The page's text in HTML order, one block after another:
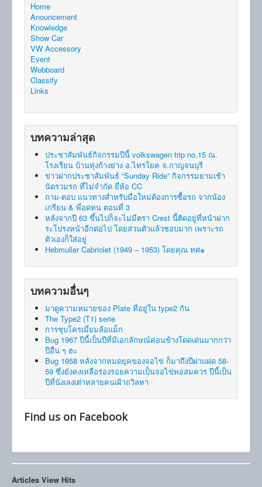
Home
Anouncement
Knowledge
Show Car
VW Accessory
Event
Webboard
Classify
Links
บทความล่าสุด
ประชาสัมพันธ์กิจกรรมปีนี้ volkswagen trip no.15 ณ.
โรงเรียน บ้านทุ่งก้างย่าง อ.ไทรโยค จ.กาญจนบุรี
ข่าวฝากประชาสัมพันธ์ “Sunday Ride” กิจกรรมยามเช้า
นัดรวมรถ ที่ไม่จำกัด ยี่ห้อ CC
ถาม-ตอบ แนวทางสำหรับมือใหม่ต้องการซื้อรถ จากน้อง
เกรียน & พี่อดทน ตอนที่ 3
หลังจากปี 63 ขึ้นไปก็จะไม่มีตรา Crest นี้ติดอยู่ที่หน้าฝาก
ระโปรงหน้าอีกต่อไป โดยส่วนตัวแล้วชอบมาก เพราะรถ
ตัวเองก็ใส่อยู่
Hebmuller Cabriolet (1949 – 1953) โดยคุณ ทศ๑
บทความอื่นๆ
มาดูความหมายของ Plate ที่อยู่ใน type2 กัน
The Type2 (T1) serie
การชุบโครเมี่ยมล้อแม็ก
Bug 1967 ปีนี้เป็นปีที่มีเอกลักษณ์ค่อนข้างโดดเด่นมากกว่า
ปีอื่น ๆ ฮะ
Bug 1958 หลังจากหมดยุคของจอไข่ ก็มาถึงปีฝาแฝด 58-
59 ซึ่งยังคงเหลือร่องรอยความเป็นจอไข่พอสมควร ปีนี้เป็น
ปีที่นังเลงเต่าหลายคนเฝ้าถวิลหา
Find us on Facebook
Articles View Hits